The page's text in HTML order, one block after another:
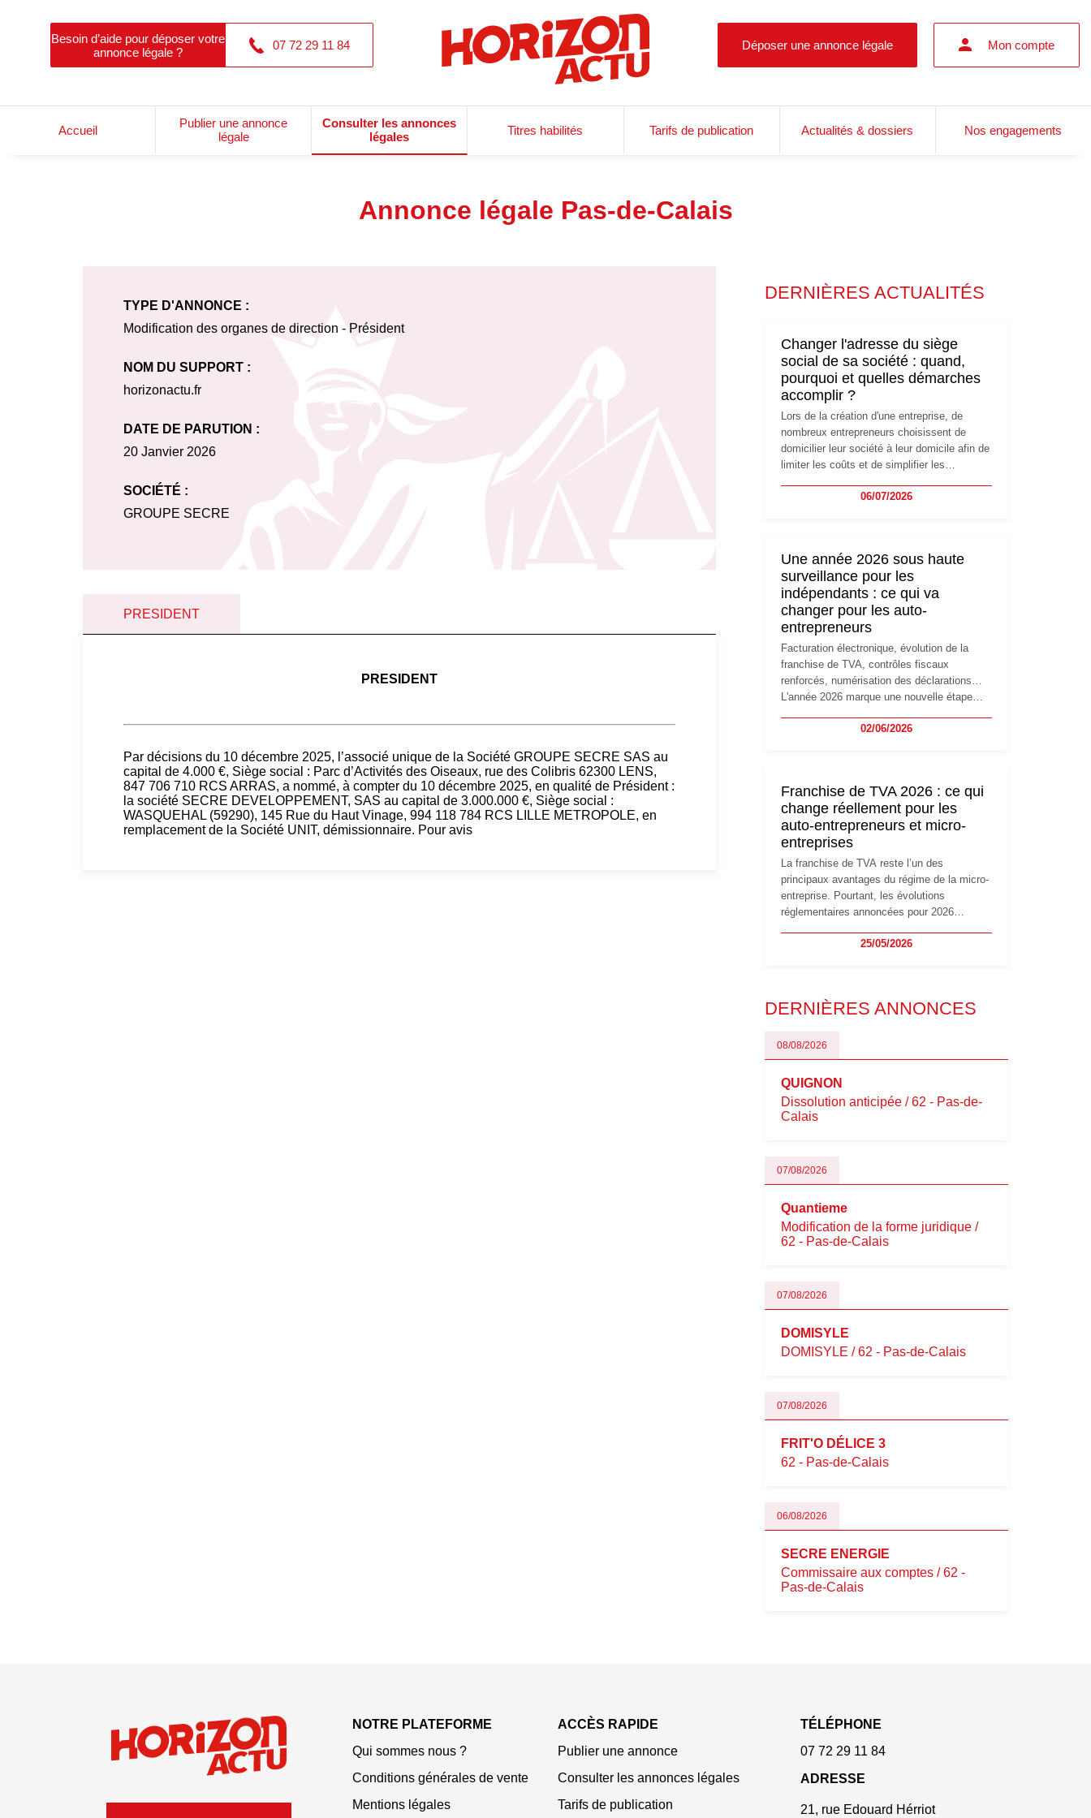
Besoin d’aide pour déposer votre
annonce légale ?
07 72 29 11 84 Déposer une annonce légale Mon compte
Accueil
Publier une annonce
légale
Consulter les annonces
légales
Titres habilités Tarifs de publication Actualités & dossiers Nos engagements
Annonce légale Pas-de-Calais
TYPE D'ANNONCE :
Modification des organes de direction - Président
NOM DU SUPPORT :
horizonactu.fr
DATE DE PARUTION :
20 Janvier 2026
SOCIÉTÉ :
GROUPE SECRE
PRESIDENT
PRESIDENT
Par décisions du 10 décembre 2025, l’associé unique de la Société GROUPE SECRE SAS au
capital de 4.000 €, Siège social : Parc d’Activités des Oiseaux, rue des Colibris 62300 LENS,
847 706 710 RCS ARRAS, a nommé, à compter du 10 décembre 2025, en qualité de Président :
la société SECRE DEVELOPPEMENT, SAS au capital de 3.000.000 €, Siège social :
WASQUEHAL (59290), 145 Rue du Haut Vinage, 994 118 784 RCS LILLE METROPOLE, en
remplacement de la Société UNIT, démissionnaire. Pour avis
DERNIÈRES ACTUALITÉS
Changer l'adresse du siège
social de sa société : quand,
pourquoi et quelles démarches
accomplir ?
Lors de la création d'une entreprise, de
nombreux entrepreneurs choisissent de
domicilier leur société à leur domicile afin de
limiter les coûts et de simplifier les
l'activité, cette solution peut rapidement
siège social répond souvent à une nouvelle
étape de la vie de l'entreprise et implique
plusieurs formalités obligatoires.
06/07/2026
Une année 2026 sous haute
surveillance pour les
indépendants : ce qui va
changer pour les auto-
entrepreneurs
Facturation électronique, évolution de la
franchise de TVA, contrôles fiscaux
renforcés, numérisation des déclarations…
L'année 2026 marque une nouvelle étape
travailleurs indépendants. Si le régime de la
réglementaire plus exigeant. Décryptage des
principaux changements et des précautions
à prendre pour éviter les mauvaises
surprises.
02/06/2026
Franchise de TVA 2026 : ce qui
change réellement pour les
auto-entrepreneurs et micro-
entreprises
La franchise de TVA reste l’un des
principaux avantages du régime de la micro-
entreprise. Pourtant, les évolutions
réglementaires annoncées pour 2026
les auto-entrepreneurs, artisans et
évoluent dans un contexte de contrôle
oblige les indépendants à rester
particulièrement vigilants.
25/05/2026
DERNIÈRES ANNONCES
08/08/2026
QUIGNON
Dissolution anticipée / 62 - Pas-de-
Calais
07/08/2026
Quantieme
Modification de la forme juridique /
62 - Pas-de-Calais
07/08/2026
DOMISYLE
DOMISYLE / 62 - Pas-de-Calais
07/08/2026
FRIT'O DÉLICE 3
62 - Pas-de-Calais
06/08/2026
SECRE ENERGIE
Commissaire aux comptes / 62 -
Pas-de-Calais
NOTRE PLATEFORME
Qui sommes nous ?
Conditions générales de vente
Mentions légales
ACCÈS RAPIDE
Publier une annonce
Consulter les annonces légales
Tarifs de publication
TÉLÉPHONE
07 72 29 11 84
ADRESSE
21, rue Edouard Hérriot